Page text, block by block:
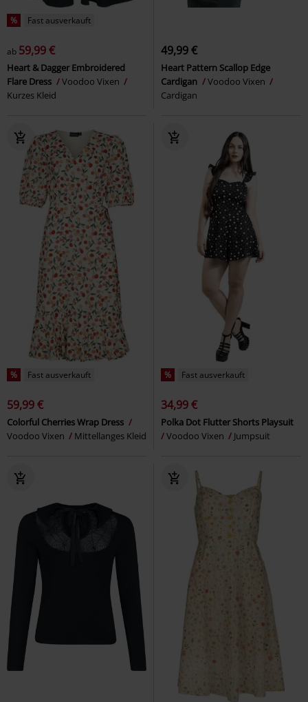
% Fast ausverkauft
ab 59,99 €
Heart & Dagger Embroidered
Flare Dress
Voodoo Vixen
Kurzes Kleid
49,99 €
Heart Pattern Scallop Edge
Cardigan
Voodoo Vixen
Cardigan
% Fast ausverkauft
59,99 €
Colorful Cherries Wrap Dress
Voodoo Vixen
Mittellanges Kleid
% Fast ausverkauft
34,99 €
Polka Dot Flutter Shorts Playsuit
Voodoo Vixen
Jumpsuit